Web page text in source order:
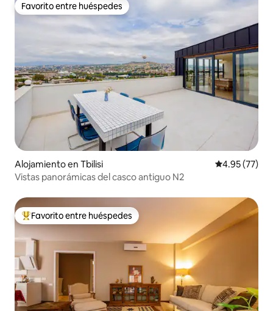
Favorito entre huéspedes
Favorito entre huéspedes
Alojamiento en Tbilisi Calificación
4.95 (77)
Vistas panorámicas del casco antiguo N2
Favorito entre huéspedes preferido
Favorito entre huéspedes